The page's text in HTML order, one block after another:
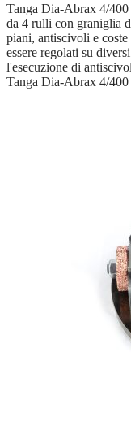
Tanga Dia-Abrax 4/
da 4 rulli con graniglia
piani, antiscivoli e
essere regolati su
l'esecuzione di
Tanga Dia-Abrax 4/400